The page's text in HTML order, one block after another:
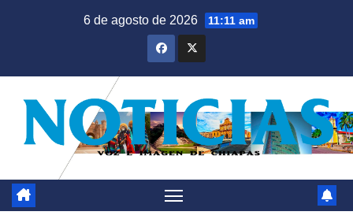
6 de agosto de 2026 11:11 am